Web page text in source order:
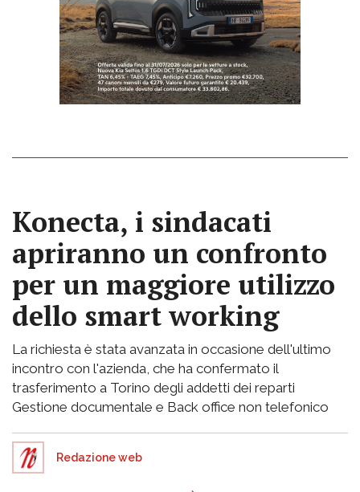
Konecta, i sindacati
apriranno un confronto
per un maggiore utilizzo
dello smart working
La richiesta è stata avanzata in occasione dell'ultimo
incontro con l'azienda, che ha confermato il
trasferimento a Torino degli addetti dei reparti
Gestione documentale e Back office non telefonico
Redazione web